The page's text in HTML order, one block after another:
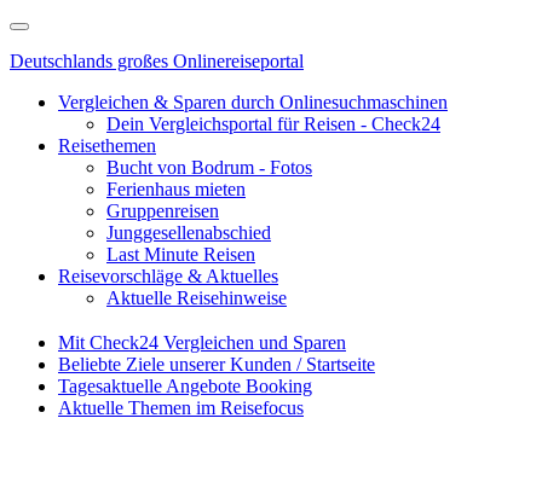
Deutschlands großes Onlinereiseportal
Vergleichen & Sparen durch Onlinesuchmaschinen
Dein Vergleichsportal für Reisen - Check24
Reisethemen
Bucht von Bodrum - Fotos
Ferienhaus mieten
Gruppenreisen
Junggesellenabschied
Last Minute Reisen
Reisevorschläge & Aktuelles
Aktuelle Reisehinweise
Mit Check24 Vergleichen und Sparen
Beliebte Ziele unserer Kunden / Startseite
Tagesaktuelle Angebote Booking
Aktuelle Themen im Reisefocus